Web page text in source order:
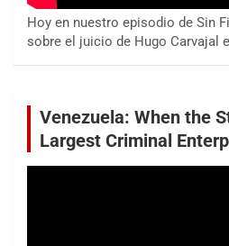
Hoy en nuestro episodio de Sin
sobre el juicio de Hugo Carvajal
Venezuela: When the
Largest Criminal